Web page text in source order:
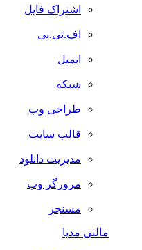
اشتراک فایل
اف.تی.پی
ایمیل
شبکه
طراحی وب
قالب سایت
مدیریت دانلود
مرورگر وب
مسنجر
مالتی مدیا